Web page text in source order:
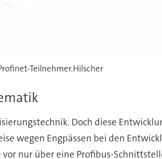
Teilnehmer.Hilscher
Doch diese
wegen Engpässen bei den
nur über eine Profibus-